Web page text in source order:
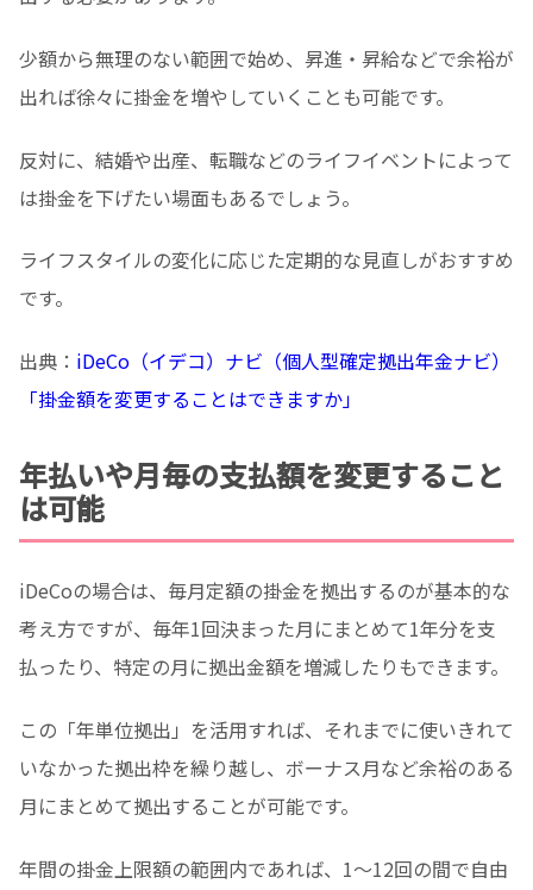
少額から無理のない範囲で始め、昇進・昇給などで余裕が
出れば徐々に掛金を増やしていくことも可能です。
反対に、結婚や出産、転職などのライフイベントによって
は掛金を下げたい場面もあるでしょう。
ライフスタイルの変化に応じた定期的な見直しがおすすめ
です。
出典： iDeCo（イデコ）ナビ（個人型確定拠出年金ナビ）
「掛金額を変更することはできますか」
年払いや月毎の支払額を変更すること
は可能
iDeCoの場合は、毎月定額の掛金を拠出するのが基本的な
考え方ですが、毎年1回決まった月にまとめて1年分を支
払ったり、特定の月に拠出金額を増減したりもできます。
この「年単位拠出」を活用すれば、それまでに使いきれて
いなかった拠出枠を繰り越し、ボーナス月など余裕のある
月にまとめて拠出することが可能です。
年間の掛金上限額の範囲内であれば、1〜12回の間で自由